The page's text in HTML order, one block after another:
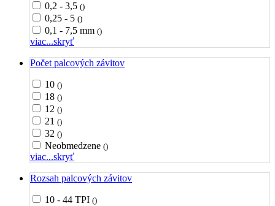
0,2 - 3,5 ()
0,25 - 5 ()
0,1 - 7,5 mm ()
viac...skryť
Počet palcových závitov
10 ()
18 ()
12 ()
21 ()
32 ()
Neobmedzene ()
viac...skryť
Rozsah palcových závitov
10 - 44 TPI ()